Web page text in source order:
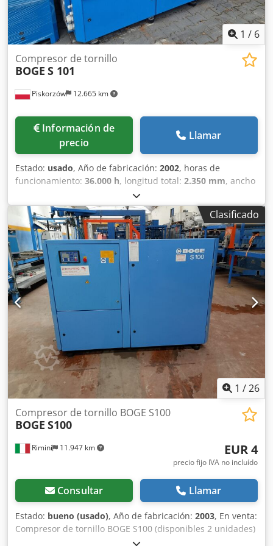
1 / 6
Piskorzów 12.665 km
Compresor de tornillo
BOGE S 101
Información de
precio
Llamar
Estado: usado, Año de fabricación: 2002, horas de
funcionamiento: 36.000 h, longitud total: 2.350 mm, ancho
, Boge S 101 Compresor de tornillo Año de
fabricación: 2002 Caudal volumétrico: 13,1 m3/min Presión
de trabajo: 8 bar Dcedpfx Aexfwrxjg Sok Velocidad del
motor: 3000/min Potencia del motor: 75 + 2,2 kW Horas de
funcionamiento: aprox. 36.000 h
Clasificado
1 /26
Rimini 11.947 km
Compresor de tornillo BOGE S100
BOGE S100
EUR 4
precio fijo IVA no incluído
Consultar Llamar
Estado: bueno (usado), Año de fabricación: 2003, En venta:
Compresor de tornillo BOGE S100 (disponibles 2 unidades)
Nº1. Año de fabricación: 2003 Horas totales de